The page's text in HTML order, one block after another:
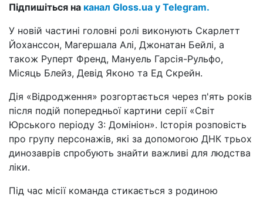
Підпишіться на канал Gloss.ua у Telegram.
У новій частині головні ролі виконують Скарлетт
Йоханссон, Магершала Алі, Джонатан Бейлі, а
також Руперт Френд, Мануель Гарсія-Рульфо,
Місяць Блейз, Девід Яконо та Ед Скрейн.
Дія «Відродження» розгортається через п'ять років
після подій попередньої картини серії «Світ
Юрського періоду 3: Домініон». Історія розповість
про групу персонажів, які за допомогою ДНК трьох
динозаврів спробують знайти важливі для людства
ліки.
Під час місії команда стикається з родиною